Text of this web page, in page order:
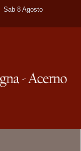
Sab 8 Agosto